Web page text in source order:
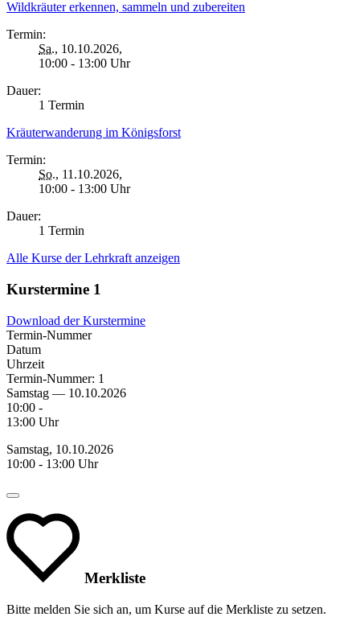
Wildkräuter erkennen, sammeln und zubereiten
Termin:
Sa., 10.10.2026,
10:00 - 13:00 Uhr
Dauer:
1 Termin
Kräuterwanderung im Königsforst
Termin:
So., 11.10.2026,
10:00 - 13:00 Uhr
Dauer:
1 Termin
Alle Kurse der Lehrkraft anzeigen
Kurstermine 1
Download der Kurstermine
Termin-Nummer
Datum
Uhrzeit
Termin-Nummer: 1
Samstag — 10.10.2026
10:00 -
13:00 Uhr
Samstag, 10.10.2026
10:00 - 13:00 Uhr
Merkliste
Bitte melden Sie sich an, um Kurse auf die Merkliste zu setzen.